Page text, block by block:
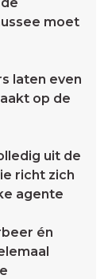
moet
laten even
op de
uit de
richt zich
agente
én